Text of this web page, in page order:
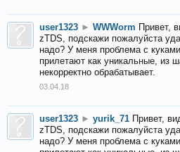
user1323 ► WWWorm Привет,
zTDS, подскажи пожалуйста
надо? У меня проблема с
прилетают как уникальные, из
некорректно обрабатывает.
03.04.18
user1323 ► yurik_71 Привет,
zTDS, подскажи пожалуйста
надо? У меня проблема с